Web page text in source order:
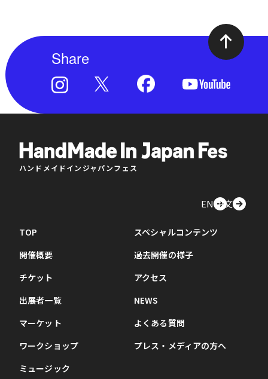
Share
ハンドメイドインジャパンフェス
EN中文
TOP
開催概要
チケット
出展者一覧
マーケット
ワークショップ
ミュージック
スペシャルコンテンツ
過去開催の様子
アクセス
NEWS
よくある質問
プレス・メディアの方へ